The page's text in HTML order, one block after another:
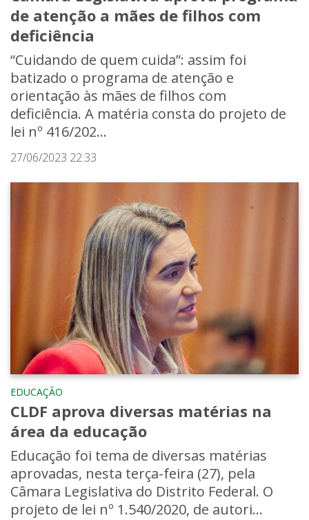
de atenção a mães de filhos com
deficiência
“Cuidando de quem cuida”: assim foi
batizado o programa de atenção e
orientação às mães de filhos com
deficiência. A matéria consta do projeto de
lei nº 416/202...
27/06/2023 22:33
EDUCAÇÃO
CLDF aprova diversas matérias na
área da educação
Educação foi tema de diversas matérias
aprovadas, nesta terça-feira (27), pela
Câmara Legislativa do Distrito Federal. O
projeto de lei nº 1.540/2020, de autori...